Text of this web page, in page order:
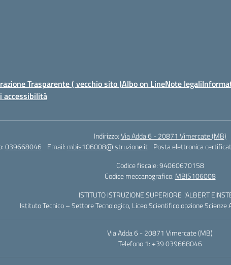
Trasparente ( vecchio sito )Albo on LineNote legali
accessibilità
Indirizzo:Via Adda 6 - 20871 Vimercate (MB)
039668046 Email: mbis106008@istruzione.it Posta elettronica
Codice fiscale: 94060670158
Codice meccanografico: MBIS106008
ISTITUTO ISTRUZIONE SUPERIORE "ALBERT
Istituto Tecnico – Settore Tecnologico, Liceo Scientifico opzione
Via Adda 6 - 20871 Vimercate (MB)
Telefono 1: +39 039668046